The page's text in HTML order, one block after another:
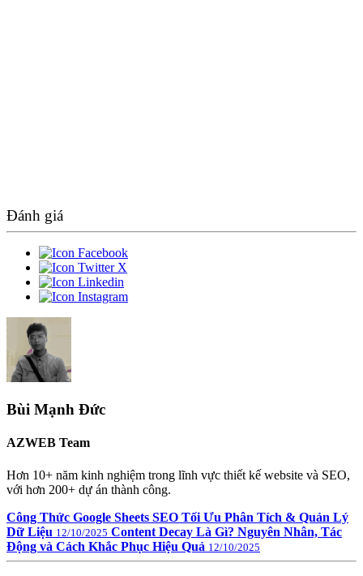
Đánh giá
Bùi Mạnh Đức
AZWEB Team
Hơn 10+ năm kinh nghiệm trong lĩnh vực thiết kế website và SEO,
với hơn 200+ dự án thành công.
Công Thức Google Sheets SEO Tối Ưu Phân Tích & Quản Lý
Dữ Liệu 12/10/2025 Content Decay Là Gì? Nguyên Nhân, Tác
Động và Cách Khắc Phục Hiệu Quả 12/10/2025